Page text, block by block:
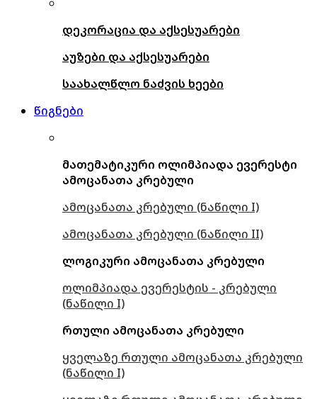
დეკორაცია და აქსესუარები
აუზები და აქსესუარები
საახალწლო ნაძვის ხეები
წიგნები
მათემატიკური ოლიმპიადა ევერესტი
ამოცანათა კრებული
ამოცანათა კრებული (ნაწილი I)
ამოცანათა კრებული (ნაწილი II)
ლოგიკური ამოცანათა კრებული
ოლიმპიადა ევერესტის - კრებული
(ნაწილი I)
რთული ამოცანათა კრებული
ყველაზე რთული ამოცანათა კრებული
(ნაწილი I)